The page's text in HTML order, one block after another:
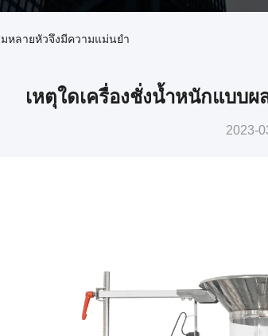
หลายหัวจึงมีความแม่นยำ
เหตุใดเครื่องชั่งน้ำหนักแบบ
2023-